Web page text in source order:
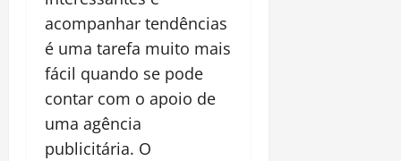
acompanhar tendências
é uma tarefa muito mais
fácil quando se pode
contar com o apoio de
uma agência
publicitária. O